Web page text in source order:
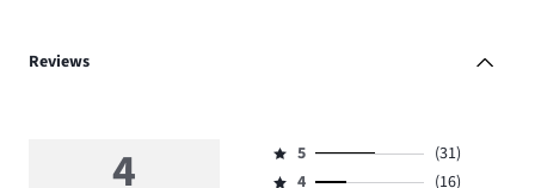
Reviews
4
Beoordeling
5
(31)
4
(16)